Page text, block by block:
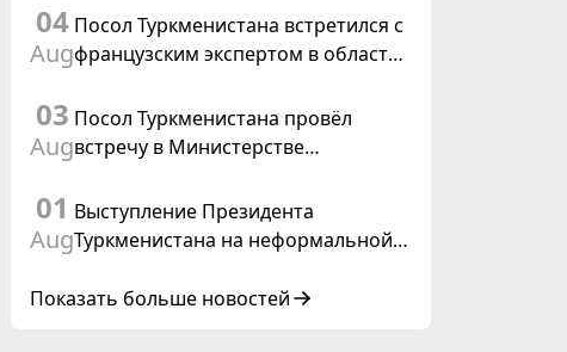
цифровому коридору CAREC в
Исламабаде
04
Aug
Посол Туркменистана встретился с
французским экспертом в области
03
Aug
Посол Туркменистана провёл
встречу в Министерстве
01
Aug
Выступление Президента
Туркменистана на неформальной
государств Центральной Азии и
Показать больше новостей